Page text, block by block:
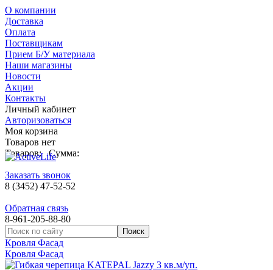
О компании
Доставка
Оплата
Поставщикам
Прием Б/У материала
Наши магазины
Новости
Акции
Контакты
Личный кабинет
Авторизоваться
Моя корзина
Товаров нет
Товаров: Сумма:
Заказать звонок
8 (3452) 47-52-52
Обратная связь
8-961-205-88-80
Кровля Фасад
Кровля Фасад